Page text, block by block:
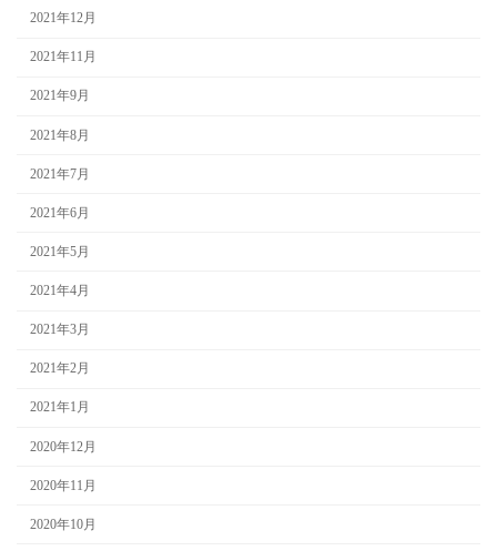
2021年12月
2021年11月
2021年9月
2021年8月
2021年7月
2021年6月
2021年5月
2021年4月
2021年3月
2021年2月
2021年1月
2020年12月
2020年11月
2020年10月